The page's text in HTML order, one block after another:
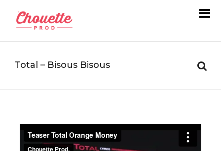
Total – Bisous Bisous